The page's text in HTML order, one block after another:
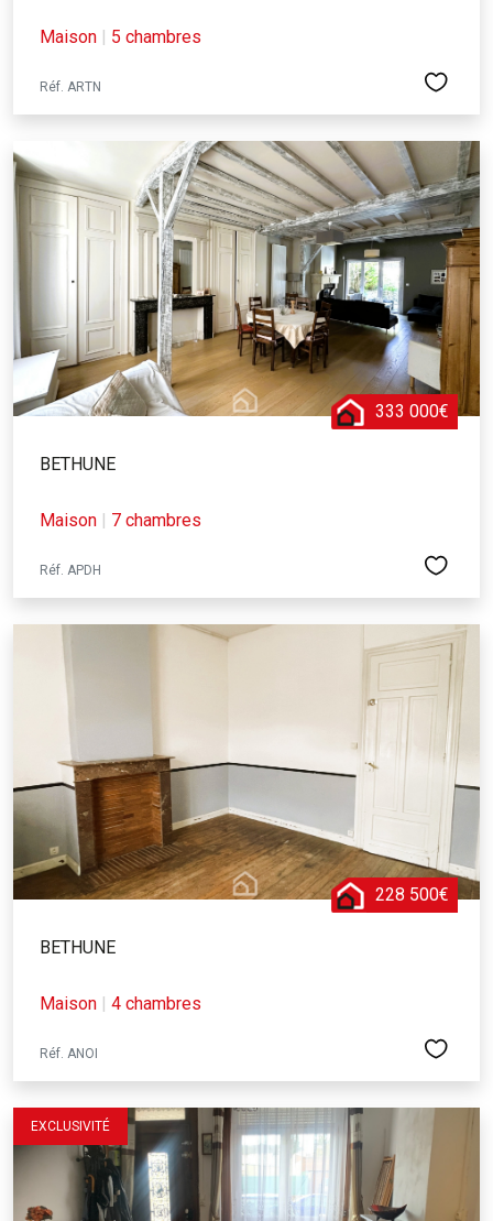
Maison | 5 chambres
Réf. ARTN
333 000€
BETHUNE
Maison | 7 chambres
Réf. APDH
228 500€
BETHUNE
Maison | 4 chambres
Réf. ANOI
EXCLUSIVITÉ